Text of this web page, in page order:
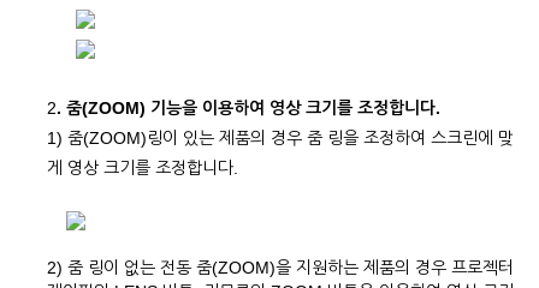
2. 줌(ZOOM) 기능을 이용하여 영상 크기를 조정합니다.
1) 줌(ZOOM)링이 있는 제품의 경우 줌 링을 조정하여 스크린에 맞
게 영상 크기를 조정합니다.
2) 줌 링이 없는 전동 줌(ZOOM)을 지원하는 제품의 경우 프로젝터